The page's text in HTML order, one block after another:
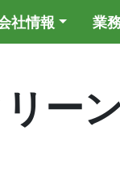
社情報 業
ー